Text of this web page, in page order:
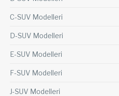
C-SUV Modelleri
D-SUV Modelleri
E-SUV Modelleri
F-SUV Modelleri
J-SUV Modelleri